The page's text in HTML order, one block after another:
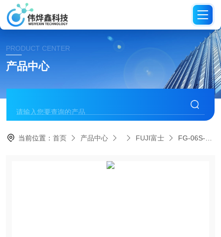
PRODUCT CENTER
产品中心
当前位置：首页 产品中心 FUJI富士 FG-06S-1 3 N日本FUJI富士打磨机气砂轮